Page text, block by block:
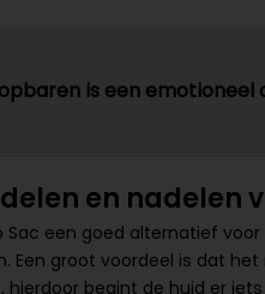
is een
en nadelen
Sac een goed alternatief
Een groot voordeel is dat
hierdoor begint de huid er